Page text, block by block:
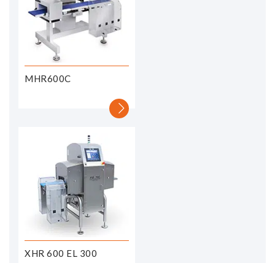
MHR600C
XHR 600 EL 300